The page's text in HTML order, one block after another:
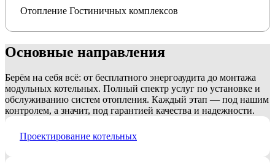
Отопление Гостиничных комплексов
Основные направления
Берём на себя всё: от бесплатного энергоаудита до монтажа
модульных котельных. Полный спектр услуг по установке и
обслуживанию систем отопления. Каждый этап — под нашим
контролем, а значит, под гарантией качества и надежности.
Проектирование котельных